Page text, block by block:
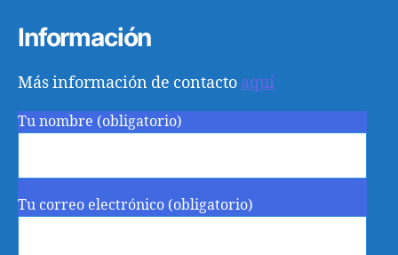
Información
Más información de contacto aquí
Tu nombre (obligatorio)
Tu correo electrónico (obligatorio)